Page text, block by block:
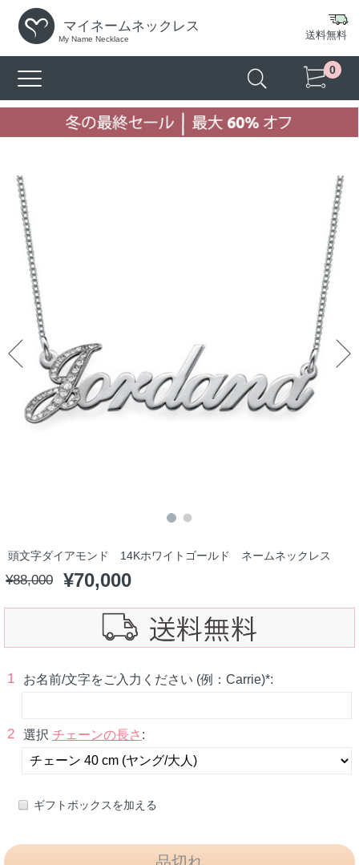
マイネームネックレス
My Name Necklace 送料無料
0
頭文字ダイアモンド 14Kホワイトゴールド ネームネックレス
¥88,000 ¥70,000
1 お名前/文字をご入力ください (例：Carrie)*:
2 選択 チェーンの長さ :
ギフトボックスを加える